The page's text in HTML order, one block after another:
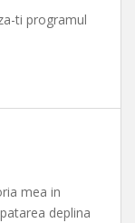
ti programul
mea in
deplina